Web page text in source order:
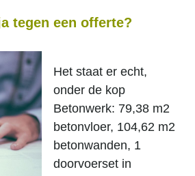
tegen een offerte?
Het staat er echt,
onder de kop
Betonwerk: 79,38 m2
betonvloer, 104,62 m2
betonwanden, 1
doorvoerset in